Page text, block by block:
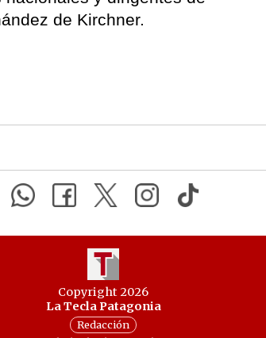
de Kirchner.
Copyright 2026
La Tecla Patagonia
Redacción